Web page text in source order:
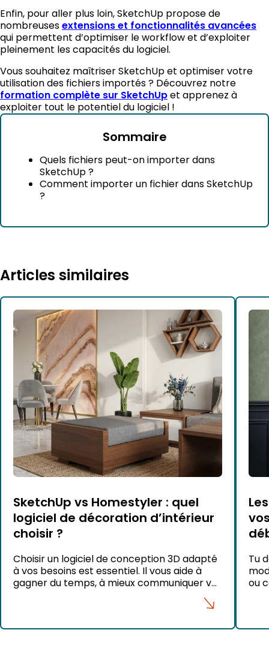
Enfin, pour aller plus loin, SketchUp propose de
nombreusesextensions et fonctionnalités avancées
qui permettent d’optimiser le workflow et d’exploiter
pleinement les capacités du logiciel.
Vous souhaitez maîtriser SketchUp et optimiser votre
utilisation des fichiers importés ? Découvrez notre
formation complète sur SketchUpet apprenez à
exploiter tout le potentiel du logiciel !
Sommaire
Quels fichiers peut-on importer dans
SketchUp ?
Comment importer un fichier dans SketchUp
?
Articles similaires
SketchUp vs Homestyler : quel
logiciel de décoration d’intérieur
choisir ?
Choisir un logiciel de conception 3D adapté
à vos besoins est essentiel. Il vous aide à
gagner du temps, à mieux communiquer vos
idées et à concrétiser vos projets. Parmi les
solutions populaires du marché, SketchUp
comparatifs. Pourtant, ces deux outils ne
Tu
ou
ces